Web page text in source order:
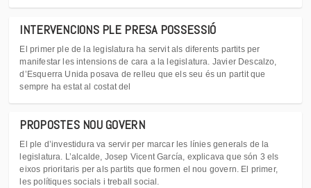
INTERVENCIONS PLE PRESA POSSESSIÓ
El primer ple de la legislatura ha servit als diferents partits per
manifestar les intensions de cara a la legislatura. Javier Descalzo,
d’Esquerra Unida posava de relleu que els seu és un partit que
sempre ha estat al costat del
PROPOSTES NOU GOVERN
El ple d’investidura va servir per marcar les línies generals de la
legislatura. L’alcalde, Josep Vicent García, explicava que són 3 els
eixos prioritaris per als partits que formen el nou govern. El primer,
les polítiques socials i treball social.